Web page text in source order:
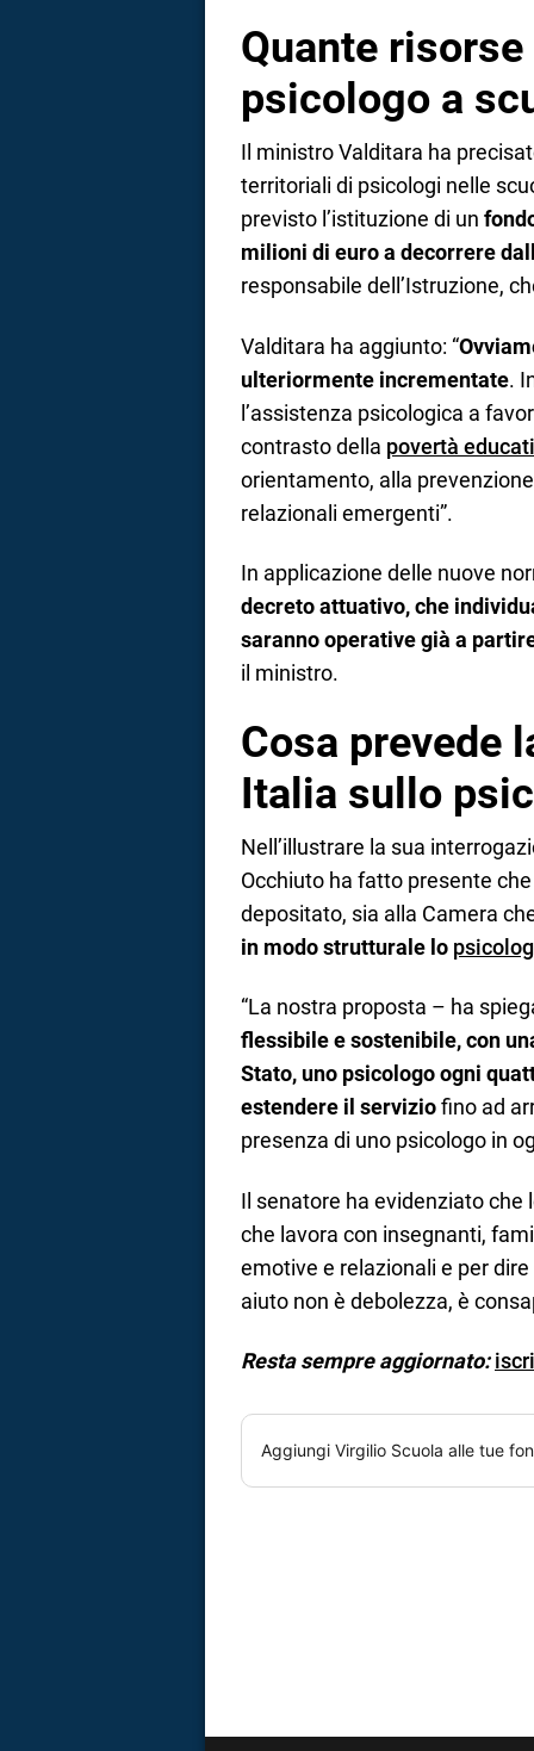
Quante
psicologo a
Il ministro Valditara ha
territoriali di psicologi nelle
previsto l’istituzione di un
milioni di euro a decorrere
responsabile dell’Istruzione,
Valditara ha aggiunto: “
ulteriormente incrementate.
l’assistenza psicologica a
contrasto della povertà
orientamento, alla
relazionali emergenti”.
In applicazione delle nuove
decreto attuativo, che
saranno operative già a
il ministro.
Cosa prevede
Italia sullo
Nell’illustrare la sua
Occhiuto ha fatto presente
depositato, sia alla Camera
in modo strutturale lo
“La nostra proposta – ha
flessibile e sostenibile, con
Stato, uno psicologo ogni
estendere il serviziofino ad
presenza di uno psicologo in
Il senatore ha evidenziato che
che lavora con insegnanti,
emotive e relazionali e per
aiuto non è debolezza, è
Resta sempre aggiornato:
Aggiungi Virgilio Scuola alle tue